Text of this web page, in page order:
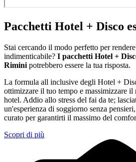
Pacchetti Hotel + Disco
Stai cercando il modo perfetto per
indimenticabile? I pacchetti Hotel +
Rimini potrebbero essere la tua risposta.
La formula all inclusive degli Hotel +
ottimizzare il tuo tempo e massimizzare il
hotel. Addio allo stress del fai da te;
un'esperienza di soggiorno senza
curato per garantirti il massimo del
Scopri di più